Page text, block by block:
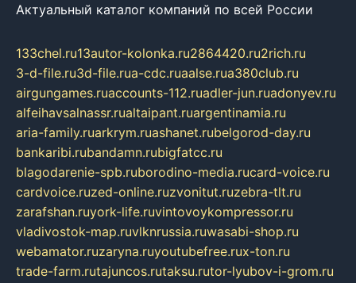
Актуальный каталог компаний по всей России
133chel.ru13autor-kolonka.ru2864420.ru2rich.ru
3-d-file.ru3d-file.rua-cdc.ruaalse.rua380club.ru
airgungames.ruaccounts-112.ruadler-jun.ruadonyev.ru
alfeihavsalnassr.rualtaipant.ruargentinamia.ru
aria-family.ruarkrym.ruashanet.rubelgorod-day.ru
bankaribi.rubandamn.rubigfatcc.ru
blagodarenie-spb.ruborodino-media.rucard-voice.ru
cardvoice.ruzed-online.ruzvonitut.ruzebra-tlt.ru
zarafshan.ruyork-life.ruvintovoykompressor.ru
vladivostok-map.ruvlknrussia.ruwasabi-shop.ru
webamator.ruzaryna.ruyoutubefree.rux-ton.ru
trade-farm.rutajuncos.rutaksu.rutor-lyubov-i-grom.ru